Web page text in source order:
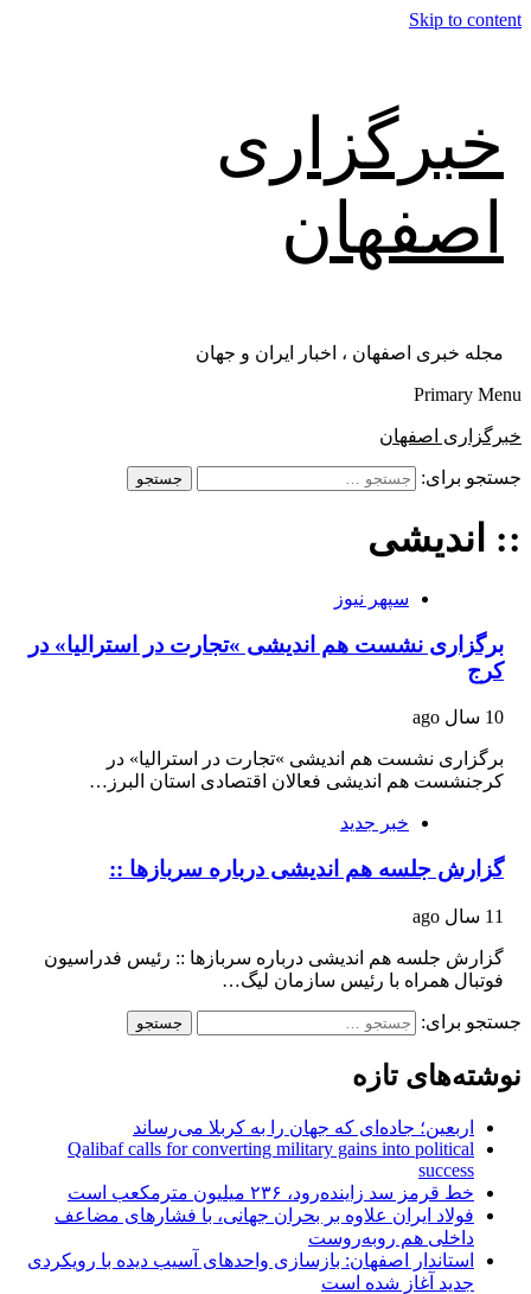
Skip to content
خبرگزاری
اصفهان
مجله خبری اصفهان ، اخبار ایران و جهان
Primary Menu
خبرگزاری اصفهان
جستجو برای:
:: اندیشی
سپهر نیوز
برگزاری نشست هم اندیشی »تجارت در استرالیا» در
کرج
10 سال ago
برگزاری نشست هم اندیشی »تجارت در استرالیا» در
کرجنشست هم اندیشی فعالان اقتصادی استان البرز…
خبر جدید
گزارش جلسه هم اندیشی درباره سربازها ::
11 سال ago
گزارش جلسه هم اندیشی درباره سربازها :: رئیس فدراسیون
فوتبال همراه با رئیس سازمان لیگ…
جستجو برای:
نوشته‌های تازه
اربعین؛ جاده‌ای که جهان را به کربلا می‌رساند
Qalibaf calls for converting military gains into political
success
خط قرمز سد زاینده‌رود، ۲۳۶ میلیون مترمکعب است
فولاد ایران علاوه بر بحران جهانی، با فشارهای مضاعف
داخلی هم روبه‌روست
استاندار اصفهان: بازسازی واحدهای آسیب دیده با رویکردی
جدید آغاز شده است